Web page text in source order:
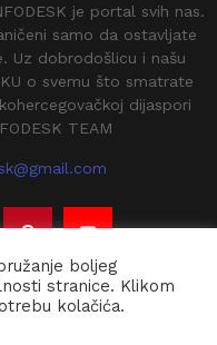
je portal svih nas.
samo da ostavljate
Uz dobrodošlicu i našu
o svemu što smatrate
dijaspori
TEAM
Right Reserved.
boljeg
stranice. Klikom
kolačića.